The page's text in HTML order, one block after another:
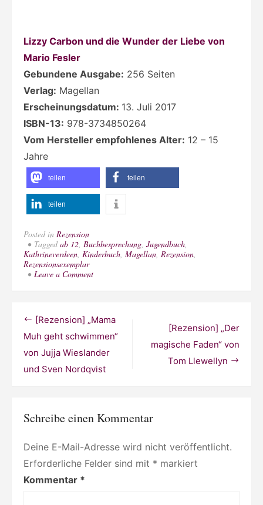
Lizzy Carbon und die Wunder der Liebe von
Mario Fesler
Gebundene Ausgabe: 256 Seiten
Verlag: Magellan
Erscheinungsdatum: 13. Juli 2017
ISBN-13: 978-3734850264
Vom Hersteller empfohlenes Alter: 12 – 15
Jahre
teilen teilen
teilen
Posted in Rezension
Taggedab 12, Buchbesprechung, Jugendbuch,
Kathrineverdeen, Kinderbuch, Magellan, Rezension,
Rezensionsexemplar
Leave a Commenton
die
Wunder
der
Liebe“
von
Mario
Beitragsnavigation
[Rezension] „Der
magische Faden“ von
Tom Llewellyn
[Rezension] „Mama
Muh geht schwimmen“
von Jujja Wieslander
und Sven Nordqvist
Schreibe einen Kommentar
Deine E-Mail-Adresse wird nicht veröffentlicht.
Erforderliche Felder sind mit * markiert
Kommentar *